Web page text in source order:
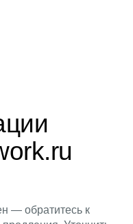
— обратитесь к